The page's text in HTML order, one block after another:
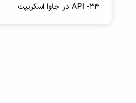
34- API در جاوا اسکریپت